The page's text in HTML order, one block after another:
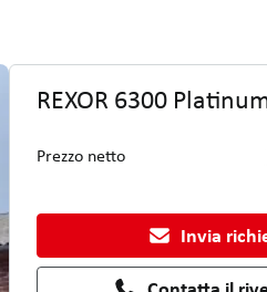
REXOR 6300
Prezzo netto
Invia